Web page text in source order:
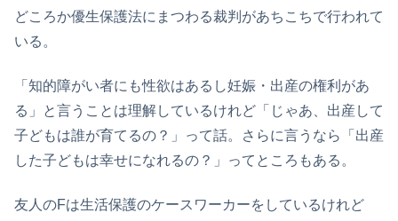
どころか優生保護法にまつわる裁判があちこちで行われて
いる。
「知的障がい者にも性欲はあるし妊娠・出産の権利があ
る」と言うことは理解しているけれど「じゃあ、出産して
子どもは誰が育てるの？」って話。さらに言うなら「出産
した子どもは幸せになれるの？」ってところもある。
友人のFは生活保護のケースワーカーをしているけれど